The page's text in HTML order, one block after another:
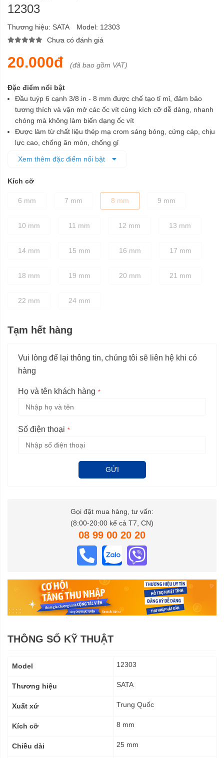
12303
Thương hiệu: SATA Model: 12303
Chưa có đánh giá
20.000đ (đã bao gồm VAT)
Đặc điểm nổi bật
Đầu tuýp 6 cạnh 3/8 in - 8 mm được chế tạo tỉ mỉ, đảm bảo
tương thích và vặn mở các ốc vít cùng kích cỡ dễ dàng, nhanh
chóng mà không làm biến dạng ốc vít
Được làm từ chất liệu thép mạ crom sáng bóng, cứng cáp, chịu
lực cao, chống ăn mòn, chống gỉ
cung cấp mô-men xoắn lớn hơn 15% -20%, giúp làm nhanh
độ bền và độ cứng chắc
Xem thêm đặc điểm nổi bật
Kích cỡ
6 mm 7 mm 8 mm 9 mm
10 mm 11 mm 12 mm 13 mm
14 mm 15 mm 16 mm 17 mm
18 mm 19 mm 20 mm 21 mm
22 mm 24 mm
Tạm hết hàng
Vui lòng để lại thông tin, chúng tôi sẽ liên hệ khi có
hàng
Họ và tên khách hàng
Số điện thoại
GỬI
Gọi đặt mua hàng, tư vấn:
(8:00-20:00 kể cả T7, CN)
08 99 00 20 20
THÔNG SỐ KỸ THUẬT
kỹ
Model 12303
Thương hiệu SATA
Xuất xứ Trung Quốc
Kích cỡ 8 mm
Chiều dài 25 mm